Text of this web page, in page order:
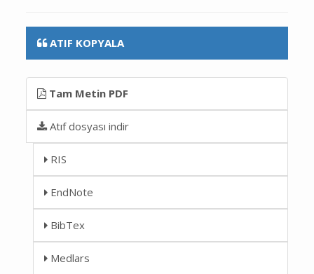
ATIF KOPYALA
Tam Metin PDF
Atıf dosyası indir
RIS
EndNote
BibTex
Medlars